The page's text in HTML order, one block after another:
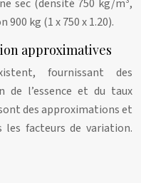
sec (densité 750 kg/m³,
kg (1 x 750 x 1.20).
approximatives
fournissant des
l’essence et du taux
des approximations et
facteurs de variation.